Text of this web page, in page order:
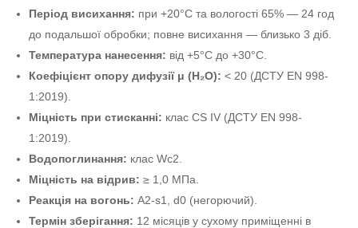
Період висихання: при +20°C та вологості 65% — 24 год
до подальшої обробки; повне висихання — близько 3 діб.
Температура нанесення: від +5°C до +30°C.
Коефіцієнт опору дифузії μ (H₂O): < 20 (ДСТУ EN 998-
1:2019).
Міцність при стисканні: клас CS IV (ДСТУ EN 998-
1:2019).
Водопоглинання: клас Wc2.
Міцність на відрив: ≥ 1,0 МПа.
Реакція на вогонь: A2-s1, d0 (негорючий).
Термін зберігання: 12 місяців у сухому приміщенні в